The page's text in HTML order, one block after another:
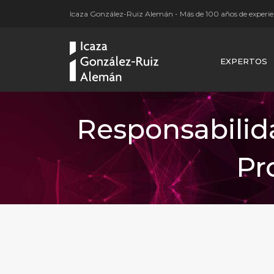
Icaza González-Ruiz Alemán - Más de 100 años de
EXPERTOS